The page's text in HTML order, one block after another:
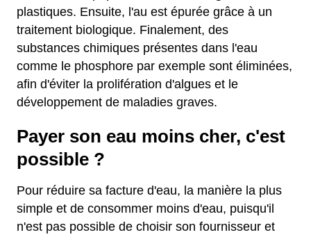
plastiques. Ensuite, l'au est épurée grâce à un
traitement biologique. Finalement, des
substances chimiques présentes dans l'eau
comme le phosphore par exemple sont éliminées,
afin d'éviter la prolifération d'algues et le
développement de maladies graves.
Payer son eau moins cher, c'est
possible ?
Pour réduire sa facture d'eau, la manière la plus
simple et de consommer moins d'eau, puisqu'il
n'est pas possible de choisir son fournisseur et